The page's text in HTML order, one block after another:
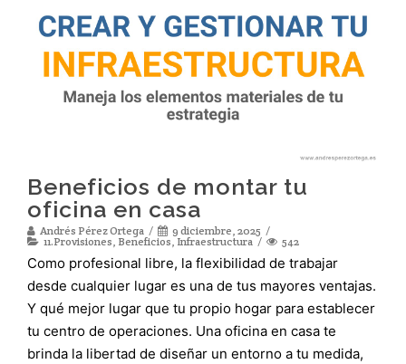
Beneficios de montar tu
oficina en casa
Andrés Pérez Ortega
9 diciembre, 2025
11.Provisiones, Beneficios, Infraestructura 542
Como profesional libre, la flexibilidad de trabajar
desde cualquier lugar es una de tus mayores ventajas.
Y qué mejor lugar que tu propio hogar para establecer
tu centro de operaciones. Una oficina en casa te
brinda la libertad de diseñar un entorno a tu medida,